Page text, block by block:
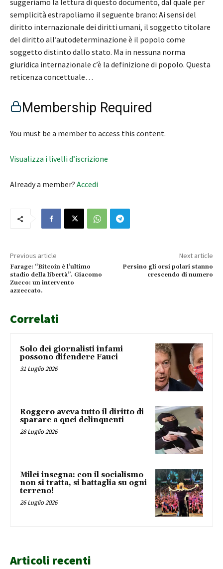
suggeriamo la lettura di questo documento, dal quale per
semplicità estrapoliamo il seguente brano: Ai sensi del
diritto internazionale dei diritti umani, il soggetto titolare
del diritto all’autodeterminazione è il popolo come
soggetto distinto dallo stato. Ma in nessuna norma
giuridica internazionale c’è la definizione di popolo. Questa
reticenza concettuale…
Membership Required
You must be a member to access this content.
Visualizza i livelli d’iscrizione
Already a member? Accedi
Previous article
Farage: “Bitcoin è l’ultimo
stadio della libertà”. Giacomo
Zucco: un intervento
azzeccato.
Next article
Persino gli orsi polari stanno
crescendo di numero
Correlati
Solo dei giornalisti infami
possono difendere Fauci
31 Luglio 2026
Roggero aveva tutto il diritto di
sparare a quei delinquenti
28 Luglio 2026
Milei insegna: con il socialismo
non si tratta, si battaglia su ogni
terreno!
26 Luglio 2026
Articoli recenti